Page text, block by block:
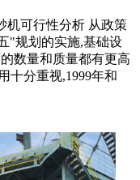
机可行性分析 从政策
"规划的实施,基础设
数量和质量都有更高
十分重视,1999年和